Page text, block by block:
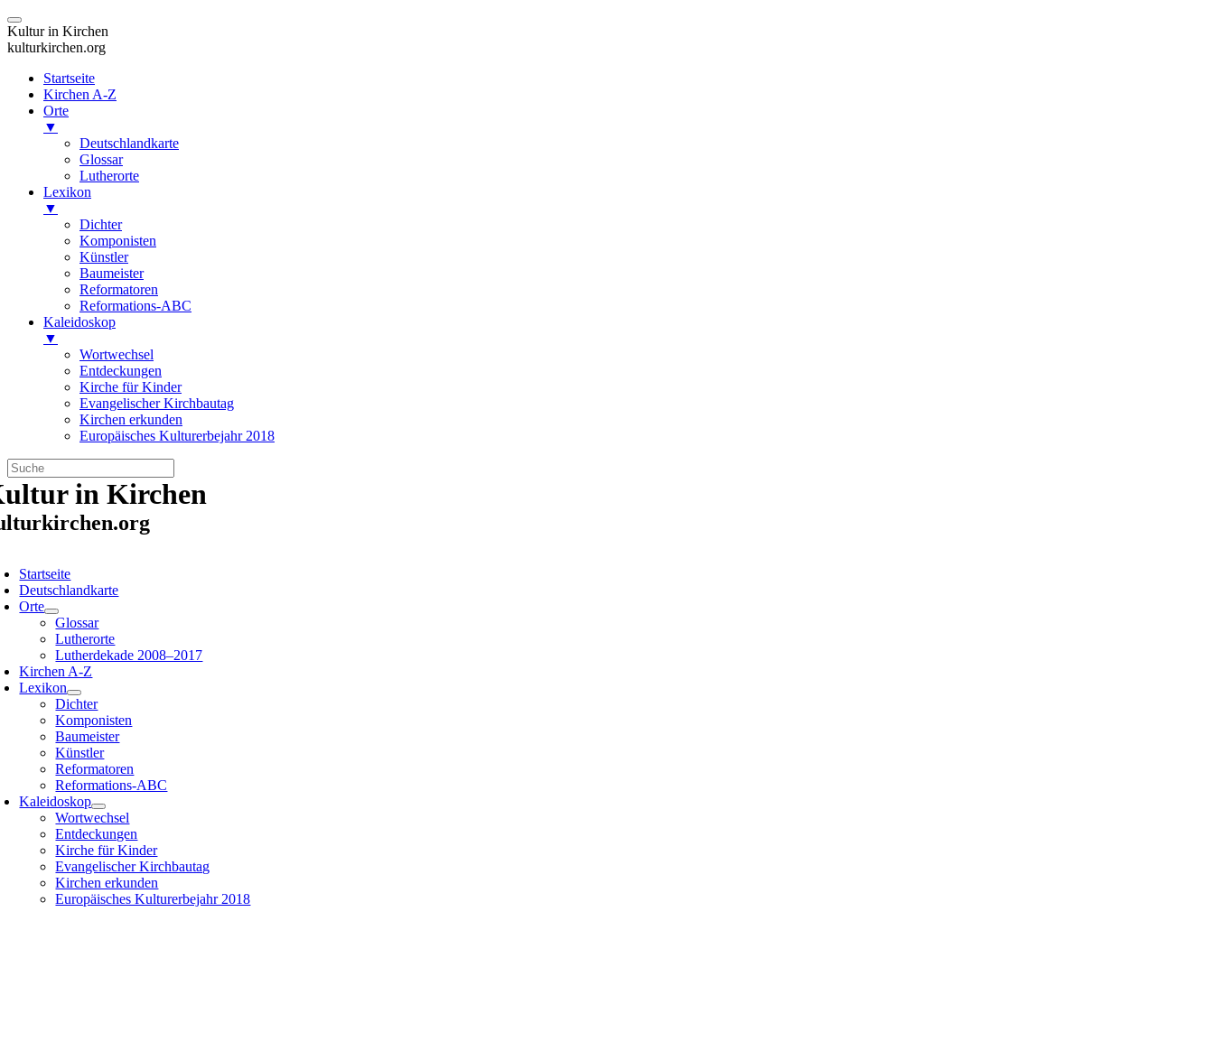
Kultur in Kirchen
kulturkirchen.org
Startseite
Kirchen A-Z
Orte
▼
Deutschlandkarte
Glossar
Lutherorte
Lexikon
▼
Dichter
Komponisten
Künstler
Baumeister
Reformatoren
Reformations-ABC
Kaleidoskop
▼
Wortwechsel
Entdeckungen
Kirche für Kinder
Evangelischer Kirchbautag
Kirchen erkunden
Europäisches Kulturerbejahr 2018
Zum
Inhalt
springen
in Kirchen
Startseite
Deutschlandkarte
Orte
Glossar
Lutherorte
Lutherdekade 2008–2017
Kirchen A-Z
Lexikon
Dichter
Komponisten
Baumeister
Künstler
Reformatoren
Reformations-ABC
Kaleidoskop
Wortwechsel
Entdeckungen
Kirche für Kinder
Evangelischer Kirchbautag
Kirchen erkunden
Europäisches Kulturerbejahr 2018